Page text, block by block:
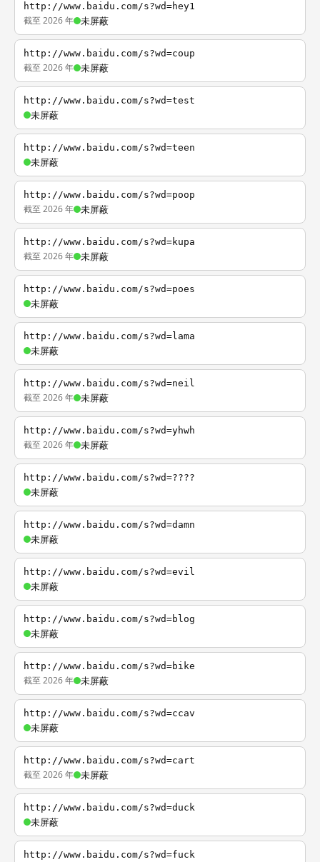
http://www.baidu.com/s?wd=hey1
截至 2026 年 未屏蔽
http://www.baidu.com/s?wd=coup
截至 2026 年 未屏蔽
http://www.baidu.com/s?wd=test
未屏蔽
http://www.baidu.com/s?wd=teen
未屏蔽
http://www.baidu.com/s?wd=poop
截至 2026 年 未屏蔽
http://www.baidu.com/s?wd=kupa
截至 2026 年 未屏蔽
http://www.baidu.com/s?wd=poes
未屏蔽
http://www.baidu.com/s?wd=lama
未屏蔽
http://www.baidu.com/s?wd=neil
截至 2026 年 未屏蔽
http://www.baidu.com/s?wd=yhwh
截至 2026 年 未屏蔽
http://www.baidu.com/s?wd=????
未屏蔽
http://www.baidu.com/s?wd=damn
未屏蔽
http://www.baidu.com/s?wd=evil
未屏蔽
http://www.baidu.com/s?wd=blog
未屏蔽
http://www.baidu.com/s?wd=bike
截至 2026 年 未屏蔽
http://www.baidu.com/s?wd=ccav
未屏蔽
http://www.baidu.com/s?wd=cart
截至 2026 年 未屏蔽
http://www.baidu.com/s?wd=duck
未屏蔽
http://www.baidu.com/s?wd=fuck